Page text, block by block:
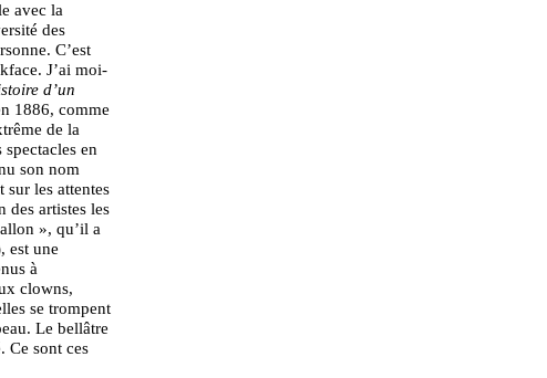
avec la
des
C’est
J’ai moi-
d’un
1886, comme
de la
en
son nom
les attentes
des artistes les
», qu’il a
est une
à
clowns,
se trompent
Le bellâtre
Ce sont ces